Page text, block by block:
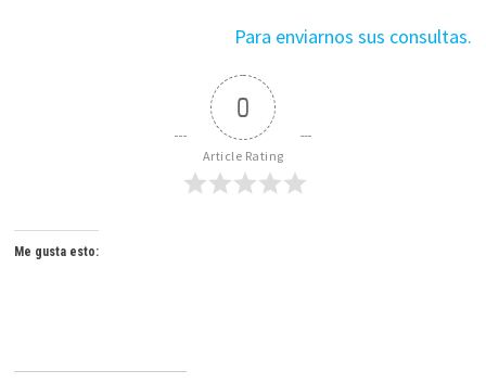
Para enviarnos sus consultas.
0
Article Rating
Me gusta esto: